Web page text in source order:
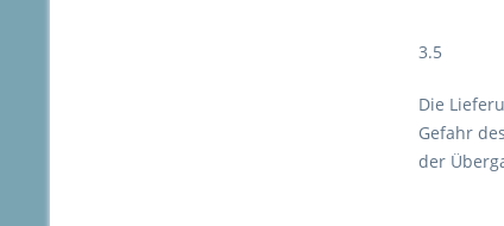
3.5
Die
Gefahr
der